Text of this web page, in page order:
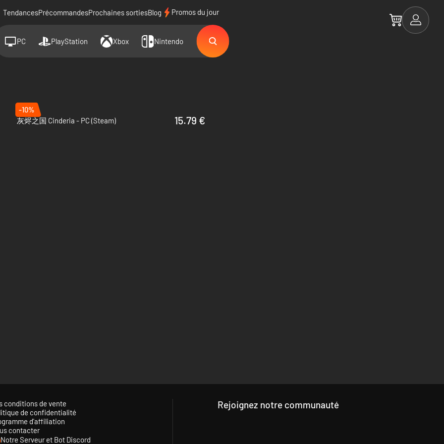
TendancesPrécommandesProchaines sortiesBlog Promos du jour
PC PlayStation Xbox Nintendo
-10%
灰烬之国 Cinderia - PC (Steam)
15.79 €
conditions de vente
de confidentialité
d'affiliation
contacter
Notre Serveur et Bot Discord
Rejoignez notre communauté